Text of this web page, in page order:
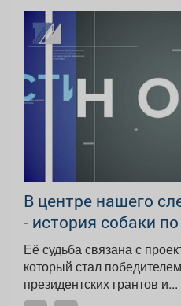
В центре нашего
- история собаки
Её судьба связана с
который стал
президентских грантов и...